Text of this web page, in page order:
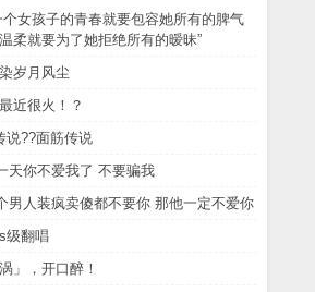
个女孩子的青春就要包容她所有的脾气
柔就要为了她拒绝所有的暧昧”
岁月风尘
近很火！？
说??面筋传说
天你不爱我了 不要骗我
男人装疯卖傻都不要你 那他一定不爱你
级翻唱
」，开口醉！